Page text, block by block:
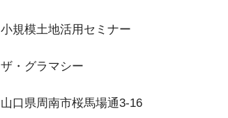
小規模土地活用セミナー
ザ・グラマシー
山口県周南市桜馬場通3-16